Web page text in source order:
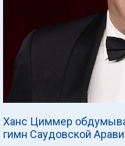
Ханс Циммер
гимн Саудовской